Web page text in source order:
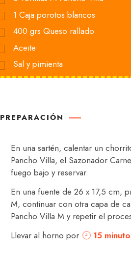
1 Caja porotos blancos
400 grs Queso rallado
Aceite
Sal y pimienta
PREPARACIÓN
En una sartén, calentar un
Pancho Villa, el Sazonador
fuego bajo y reservar.
En una fuente de 26 x 17,5 cm,
M, continuar con otra capa de
Pancho Villa M y repetir el
Llevar al horno por 15